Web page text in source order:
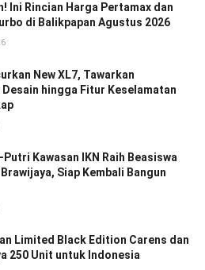
Ini Rincian Harga Pertamax dan
di Balikpapan Agustus 2026
New XL7, Tawarkan
Desain hingga Fitur Keselamatan
Kawasan IKN Raih Beasiswa
Siap Kembali Bangun
Limited Black Edition Carens dan
250 Unit untuk Indonesia